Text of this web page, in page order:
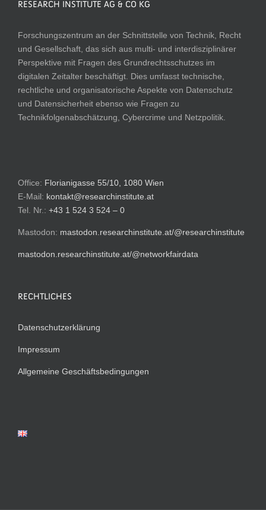
RESEARCH INSTITUTE AG & CO KG
Forschungszentrum an der Schnittstelle von Technik, Recht
und Gesellschaft, das sich aus multi- und interdisziplinärer
Perspektive mit Fragen des Grundrechtsschutzes im
digitalen Zeitalter beschäftigt. Dies umfasst technische,
rechtliche und organisatorische Aspekte von Datenschutz
und Datensicherheit ebenso wie Fragen zu
Technikfolgenabschätzung, Cybercrime und Netzpolitik.
Office: Florianigasse 55/10, 1080 Wien
E-Mail: kontakt@researchinstitute.at
Tel. Nr.: +43 1 524 3 524 – 0
Mastodon: mastodon.researchinstitute.at/@researchinstitute
mastodon.researchinstitute.at/@networkfairdata
RECHTLICHES
Datenschutzerklärung
Impressum
Allgemeine Geschäftsbedingungen